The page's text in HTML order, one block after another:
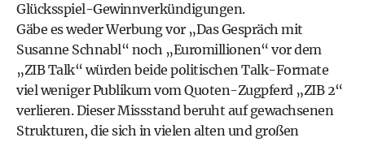
Glücksspiel-Gewinnverkündigungen.
Gäbe es weder Werbung vor „Das Gespräch mit
Susanne Schnabl“ noch „Euromillionen“ vor dem
„ZIB Talk“ würden beide politischen Talk-Formate
viel weniger Publikum vom Quoten-Zugpferd „ZIB 2“
verlieren. Dieser Missstand beruht auf gewachsenen
Strukturen, die sich in vielen alten und großen